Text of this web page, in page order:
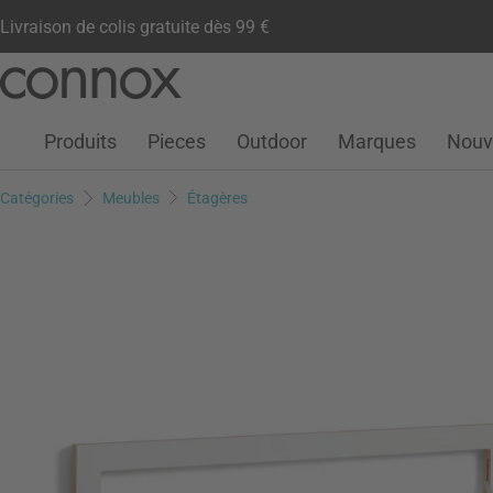
Livraison de colis gratuite dès 99 €
contenu
Compte clientListe de souhaits
Warenkorb
Produits Pieces Outdoor Marques
Catégories Meubles Étagères